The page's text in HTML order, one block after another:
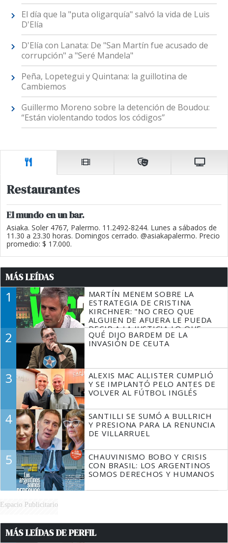
El día que la "puta oligarquía" salvó la vida de Luis
D'Elía
D'Elía con Lanata: De "San Martín fue acusado de
corrupción" a "Seré Mandela"
Peña, Lopetegui y Quintana: la guillotina de
Cambiemos
Guillermo Moreno sobre la detención de Boudou:
“Están violentando todos los códigos”
Restaurantes
El mundo en un bar.
Asiaka. Soler 4767, Palermo. 11.2492-8244. Lunes a sábados de
11.30 a 23.30 horas. Domingos cerrado. @asiakapalermo. Precio
promedio: $ 17.000.
MÁS LEÍDAS
1
MARTÍN MENEM SOBRE LA
ESTRATEGIA DE CRISTINA
KIRCHNER: "NO CREO QUE
ALGUIEN DE AFUERA LE PUEDA
DECIR A LA JUSTICIA LO QUE
TIENE QUE HACER"
2
QUÉ DIJO BARDEM DE LA
INVASIÓN DE CEUTA
3
ALEXIS MAC ALLISTER CUMPLIÓ
Y SE IMPLANTÓ PELO ANTES DE
VOLVER AL FÚTBOL INGLÉS
4
SANTILLI SE SUMÓ A BULLRICH
Y PRESIONA PARA LA RENUNCIA
DE VILLARRUEL
5
CHAUVINISMO BOBO Y CRISIS
CON BRASIL: LOS ARGENTINOS
SOMOS DERECHOS Y HUMANOS
Espacio Publicitario
MÁS LEÍDAS DE PERFIL